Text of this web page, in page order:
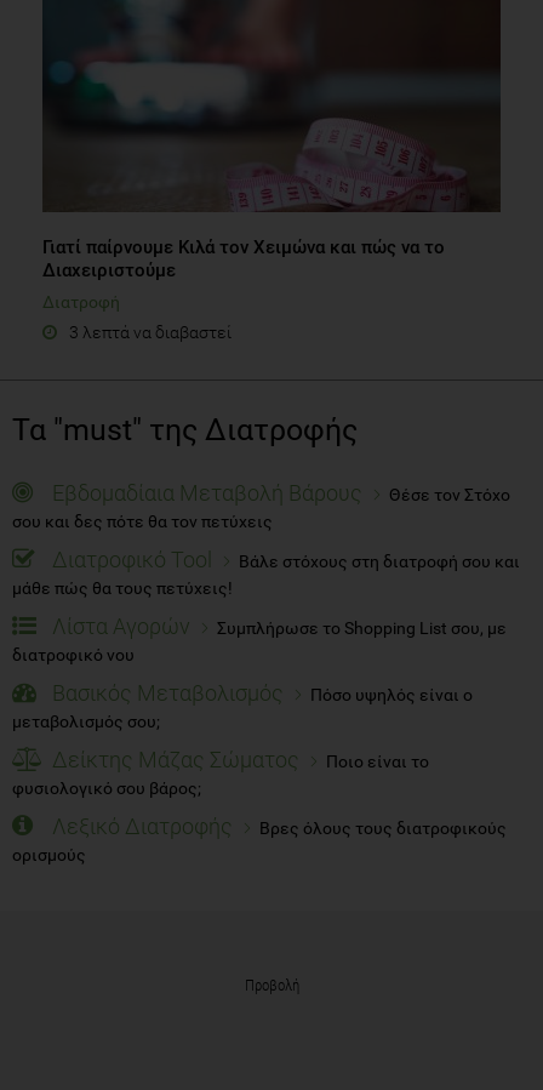
Γιατί παίρνουμε Κιλά τον Χειμώνα και πώς να το
Διαχειριστούμε
Διατροφή
3 λεπτά να διαβαστεί
Τα "must" της Διατροφής
Εβδομαδίαια Μεταβολή Βάρους
Θέσε τον Στόχο
σου και δες πότε θα τον πετύχεις
Διατροφικό Tool
Βάλε στόχους στη διατροφή σου και
μάθε πώς θα τους πετύχεις!
Λίστα Αγορών
Συμπλήρωσε το Shopping List σου, με
διατροφικό νου
Βασικός Μεταβολισμός
Πόσο υψηλός είναι ο
μεταβολισμός σου;
Δείκτης Μάζας Σώματος
Ποιο είναι το
φυσιολογικό σου βάρος;
Λεξικό Διατροφής
Βρες όλους τους διατροφικούς
ορισμούς
Προβολή